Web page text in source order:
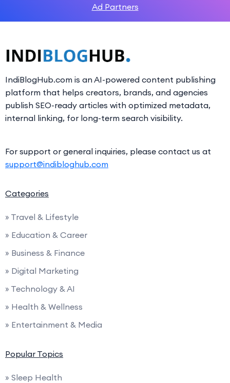
Ad Partners
IndiBlogHub.com is an AI-powered content publishing
platform that helps creators, brands, and agencies
publish SEO-ready articles with optimized metadata,
internal linking, for long-term search visibility.
For support or general inquiries, please contact us at
support@indibloghub.com
Categories
» Travel & Lifestyle
» Education & Career
» Business & Finance
» Digital Marketing
» Technology & AI
» Health & Wellness
» Entertainment & Media
Popular Topics
» Sleep Health